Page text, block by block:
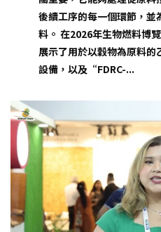
後續工序的每一個環節，並
料。 在2026年生物燃料博
展示了用於以穀物為原料
設備，以及“FDRC-...